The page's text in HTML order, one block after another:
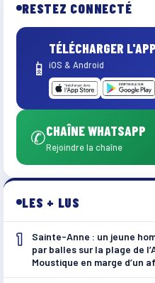
RESTEZ CONNECTÉ
📱
TÉLÉCHARGER L'APP
iOS & Android
✆CHAÎNE WHATSAPP
Rejoindre la chaîne
LES + LUS
1
Sainte-Anne : un jeune
par balles sur la plage de
Moustique en marge d’un